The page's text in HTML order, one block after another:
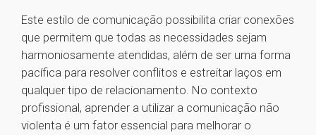
Este estilo de comunicação possibilita criar conexões
que permitem que todas as necessidades sejam
harmoniosamente atendidas, além de ser uma forma
pacífica para resolver conflitos e estreitar laços em
qualquer tipo de relacionamento. No contexto
profissional, aprender a utilizar a comunicação não
violenta é um fator essencial para melhorar o